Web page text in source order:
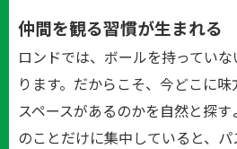
仲間を観る習慣が生まれる
ロンドでは、ボールを持ってい
ります。だからこそ、今どこに
スペースがあるのかを自然と探
のことだけに集中していると、パ